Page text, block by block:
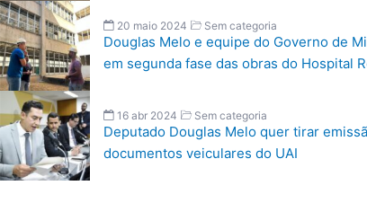
20 maio 2024 Sem categoria
Douglas Melo e equipe do Governo de
em segunda fase das obras do Hospital
16 abr 2024 Sem categoria
Deputado Douglas Melo quer tirar
documentos veiculares do UAI